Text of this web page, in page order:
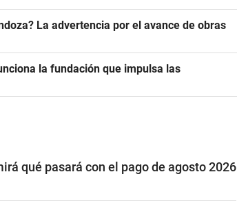
La advertencia por el avance de obras
la fundación que impulsa las
qué pasará con el pago de agosto 2026